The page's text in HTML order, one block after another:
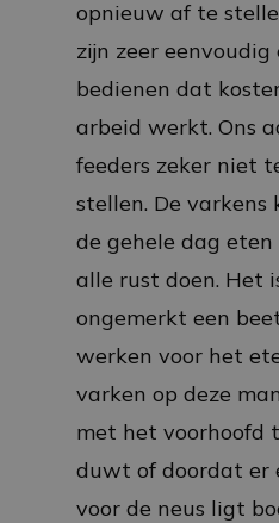
opnieuw af te
zijn zeer eenvoudig
bedienen dat
arbeid werkt. Ons
feeders zeker niet
stellen. De varkens
de gehele dag
alle rust doen. Het
ongemerkt een
werken voor het
varken op deze
met het voorhoofd
duwt of doordat er
voor de neus ligt